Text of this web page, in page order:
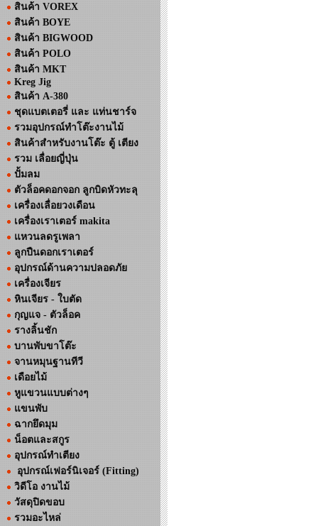
สินค้า VOREX
สินค้า BOYE
สินค้า BIGWOOD
สินค้า POLO
สินค้า MKT
Kreg Jig
สินค้า A-380
ชุดแบตเตอรี่ และ แท่นชาร์จ
รวมอุปกรณ์ทำโต๊ะงานไม้
สินค้าสำหรับงานโต๊ะ ตู้ เตียง
รวม เลื่อยญี่ปุ่น
ปั้มลม
ตัวล็อคดอกจอก ลูกบิดหัวทะลุ
เครื่องเลื่อยวงเดือน
เครื่องเราเตอร์ makita
แหวนลดรูเพลา
ลูกปืนดอกเราเตอร์
อุปกรณ์ด้านความปลอดภัย
เครื่องเจียร
หินเจียร - ใบตัด
กุญแจ - ตัวล็อค
รางลิ้นชัก
บานพับขาโต๊ะ
จานหมุนฐานทีวี
เดือยไม้
หูแขวนแบบต่างๆ
แขนพับ
ฉากยึดมุม
น็อตและสกูร
อุปกรณ์ทำเตียง
อุปกรณ์เฟอร์นิเจอร์ (Fitting)
วิดีโอ งานไม้
วัสดุปิดขอบ
รวมอะไหล่